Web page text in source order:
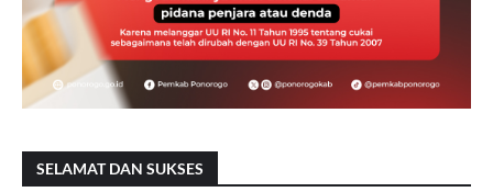
SELAMAT DAN SUKSES